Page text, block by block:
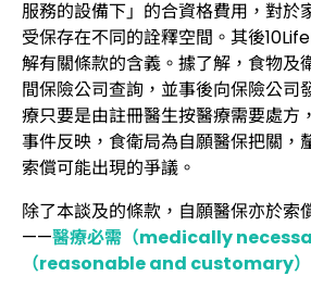
服務的設備下」的合資格費用，對於
受保存在不同的詮釋空間。其後
解有關條款的含義。據了解，食物及
間保險公司查詢，並事後向保險公司
療只要是由註冊醫生按醫療需要處方
事件反映，食衛局為自願醫保把關，
索償可能出現的爭議。
除了本談及的條款，自願醫保亦於索
——醫療必需（medically
（reasonable and customary）